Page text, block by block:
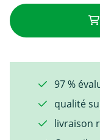
97 %
qualité
livraison